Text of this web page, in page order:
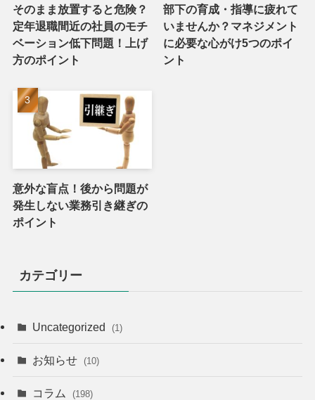
そのまま放置すると危険？
定年退職間近の社員のモチ
ベーション低下問題！上げ
方のポイント
部下の育成・指導に疲れて
いませんか？マネジメント
に必要な心がけ5つのポイ
ント
意外な盲点！後から問題が
発生しない業務引き継ぎの
ポイント
カテゴリー
Uncategorized (1)
お知らせ (10)
コラム (198)